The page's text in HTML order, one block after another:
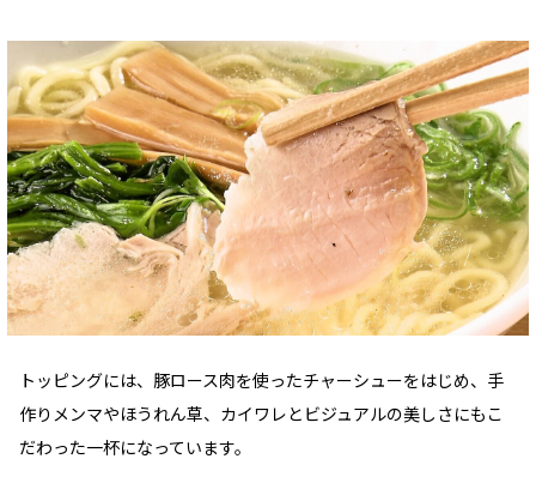
トッピングには、豚ロース肉を使ったチャーシューをはじめ、手
作りメンマやほうれん草、カイワレとビジュアルの美しさにもこ
だわった一杯になっています。